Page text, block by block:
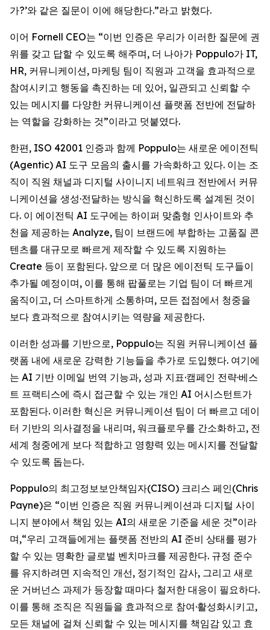
가?’와 같은 질문이 이에 해당한다.”라고 밝혔다.
이어 Fornell CEO는 “이번 인증은 우리가 이러한 질문에 권
위를 갖고 답할 수 있도록 해주며, 더 나아가 Poppulo가 IT,
HR, 커뮤니케이션, 마케팅 팀이 직원과 고객을 효과적으로
참여시키고 행동을 촉진하는 데 있어, 일관되고 신뢰할 수
있는 메시지를 다양한 커뮤니케이션 플랫폼 전반에 전달하
는 역할을 강화하는 것”이라고 덧붙였다.
한편, ISO 42001 인증과 함께 Poppulo는 새로운 에이전틱
(Agentic) AI 도구 모음의 출시를 가속화하고 있다. 이는 조
직이 직원 채널과 디지털 사이니지 네트워크 전반에서 커뮤
니케이션을 생성·전달하는 방식을 혁신하도록 설계된 것이
다. 이 에이전틱 AI 도구에는 하이퍼 맞춤형 인사이트와 추
천을 제공하는 Analyze, 팀이 브랜드에 부합하는 고품질 콘
텐츠를 대규모로 빠르게 제작할 수 있도록 지원하는
Create 등이 포함된다. 앞으로 더 많은 에이전틱 도구들이
추가될 예정이며, 이를 통해 팝풀로는 기업 팀이 더 빠르게
움직이고, 더 스마트하게 소통하며, 모든 접점에서 청중을
보다 효과적으로 참여시키는 역량을 제공한다.
이러한 성과를 기반으로, Poppulo는 직원 커뮤니케이션 플
랫폼 내에 새로운 강력한 기능들을 추가로 도입했다. 여기에
는 AI 기반 이메일 번역 기능과, 성과 지표·캠페인 전략·베스
트 프랙티스에 즉시 접근할 수 있는 개인 AI 어시스턴트가
포함된다. 이러한 혁신은 커뮤니케이션 팀이 더 빠르고 데이
터 기반의 의사결정을 내리며, 워크플로우를 간소화하고, 전
세계 청중에게 보다 적합하고 영향력 있는 메시지를 전달할
수 있도록 돕는다.
Poppulo의 최고정보보안책임자(CISO) 크리스 페인(Chris
Payne)은 “이번 인증은 직원 커뮤니케이션과 디지털 사이
니지 분야에서 책임 있는 AI의 새로운 기준을 세운 것”이라
며,“우리 고객들에게는 플랫폼 전반의 AI 준비 상태를 평가
할 수 있는 명확한 글로벌 벤치마크를 제공한다. 규정 준수
를 유지하려면 지속적인 개선, 정기적인 감사, 그리고 새로
운 거버넌스 과제가 등장할 때마다 철저한 대응이 필요하다.
이를 통해 조직은 직원들을 효과적으로 참여·활성화시키고,
모든 채널에 걸쳐 신뢰할 수 있는 메시지를 책임감 있고 효